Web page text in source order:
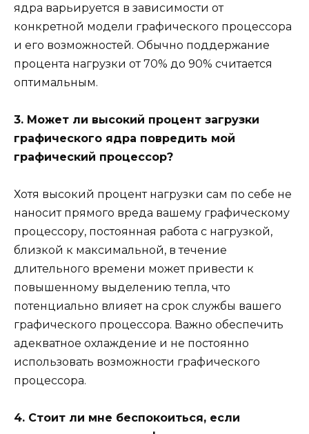
ядра варьируется в зависимости от
конкретной модели графического процессора
и его возможностей. Обычно поддержание
процента нагрузки от 70% до 90% считается
оптимальным.
3. Может ли высокий процент загрузки
графического ядра повредить мой
графический процессор?
Хотя высокий процент нагрузки сам по себе не
наносит прямого вреда вашему графическому
процессору, постоянная работа с нагрузкой,
близкой к максимальной, в течение
длительного времени может привести к
повышенному выделению тепла, что
потенциально влияет на срок службы вашего
графического процессора. Важно обеспечить
адекватное охлаждение и не постоянно
использовать возможности графического
процессора.
4. Стоит ли мне беспокоиться, если